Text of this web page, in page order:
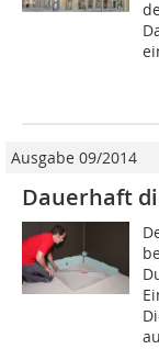
Ausgabe 09/2014
Dauerhaft